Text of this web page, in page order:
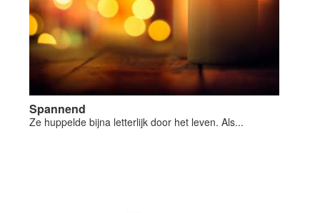
Spannend
Ze huppelde bijna letterlijk door het leven. Als...